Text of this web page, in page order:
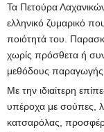
Τα Πετούρα
ελληνικό ζυμαρικό
ποιότητά του.
χωρίς πρόσθετα ή
μεθόδους παραγωγής
Με την ιδιαίτερη
υπέροχα με σούπες,
κατσαρόλας,